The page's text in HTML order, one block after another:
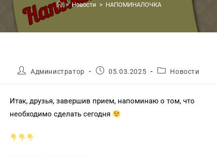
> Новости > НАПОМИНАЛОЧКА
Администратор 05.03.2025 Новости
Итак, друзья, завершив прием, напоминаю о том, что
необходимо сделать сегодня